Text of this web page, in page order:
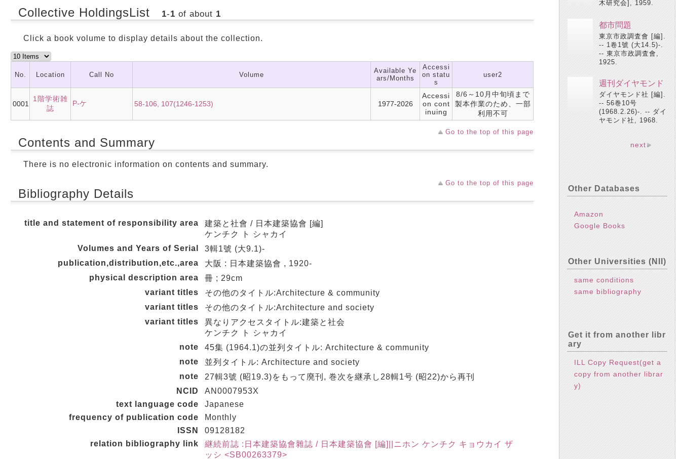
Collective HoldingsList 1-1 of about 1
Click a book volume to display details about the collection.
No. Location Call No Volume
Available Ye
ars/Months
Accessi
on statu
s
user2
0001
1階学術雑
誌
P-ケ 58-106, 107(1246-1253) 1977-2026
Accessi
on cont
inuing
8/6～10月中旬頃まで
製本作業のため、一部
利用不可
Go to the top of this page
Contents and Summary
There is no electronic information on contents and summary.
Go to the top of this page
Bibliography Details
title and statement of responsibility area
建築と社會 / 日本建築協會 [編]
ケンチク ト シャカイ
Volumes and Years of Serial
3輯1號 (大9.1)-
publication,distribution,etc.,area
大阪 : 日本建築協會 , 1920-
physical description area
冊 ; 29cm
variant titles
その他のタイトル:Architecture & community
variant titles
その他のタイトル:Architecture and society
variant titles
異なりアクセスタイトル:建築と社会
ケンチク ト シャカイ
note
45集 (1964.1)の並列タイトル: Architecture & community
note
並列タイトル: Architecture and society
note
27輯3號 (昭19.3)をもって廃刊, 巻次を継承し28輯1号 (昭22)から再刊
NCID
AN0007953X
text language code
Japanese
frequency of publication code
Monthly
ISSN
09128182
relation bibliography link
継続前誌 :日本建築協會雜誌 / 日本建築協會 [編]||ニホン ケンチク キョウカイ ザ
ッシ <SB00263379>
木研究会], 1959.
都市問題
東京市政調査會 [編].
-- 1卷1號 (大14.5)-.
-- 東京市政調査會,
1925.
週刊ダイヤモンド
ダイヤモンド社 [編].
-- 56巻10号
(1968.2.26)-. -- ダイ
ヤモンド社, 1968.
next
Other Databases
Amazon
Google Books
Other Universities (NII)
same conditions
same bibliography
Get it from another libr
ary
ILL Copy Request(get a
copy from another librar
y)